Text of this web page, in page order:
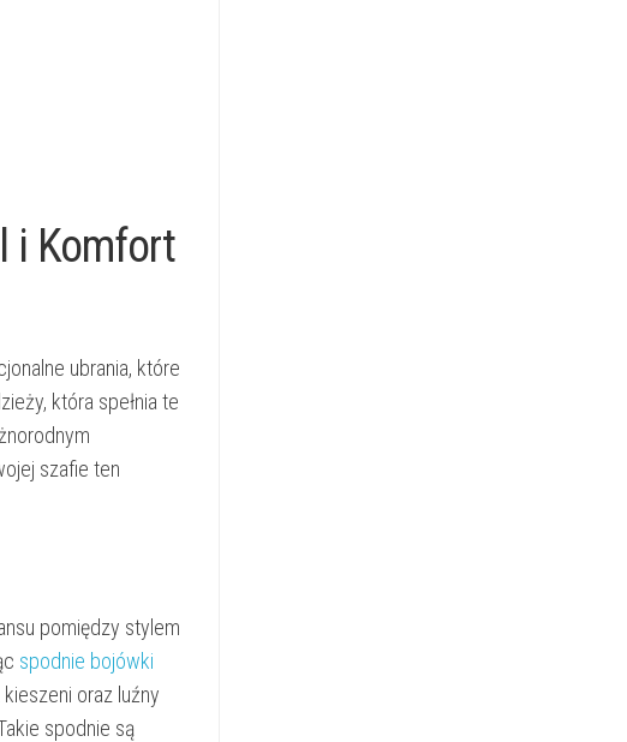
i Komfort
ubrania, które
która spełnia te
szafie ten
pomiędzy stylem
spodnie bojówki
oraz luźny
spodnie są